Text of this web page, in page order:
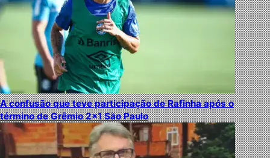
A confusão que teve participação de Rafinha após o
término de Grêmio 2×1 São Paulo